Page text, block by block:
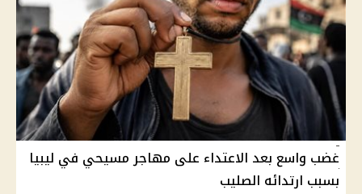
غضب واسع بعد الاعتداء على مهاجر مسيحي في ليبيا
بسبب ارتدائه الصليب